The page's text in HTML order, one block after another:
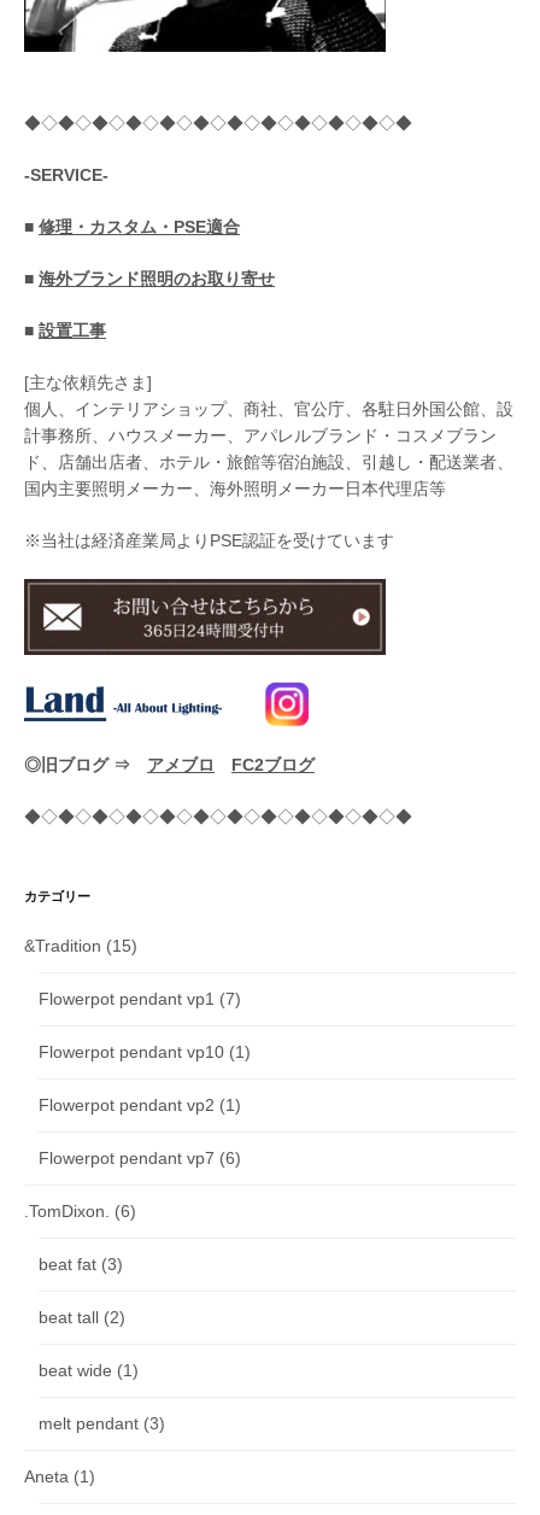
◆◇◆◇◆◇◆◇◆◇◆◇◆◇◆◇◆◇◆◇◆◇◆
-SERVICE-
■ 修理・カスタム・PSE適合
■ 海外ブランド照明のお取り寄せ
■ 設置工事
[主な依頼先さま]
個人、インテリアショップ、商社、官公庁、各駐日外国公館、設
計事務所、ハウスメーカー、アパレルブランド・コスメブラン
ド、店舗出店者、ホテル・旅館等宿泊施設、引越し・配送業者、
国内主要照明メーカー、海外照明メーカー日本代理店等
※当社は経済産業局よりPSE認証を受けています
◎旧ブログ ⇒ アメブロ FC2ブログ
◆◇◆◇◆◇◆◇◆◇◆◇◆◇◆◇◆◇◆◇◆◇◆
カテゴリー
&Tradition (15)
Flowerpot pendant vp1 (7)
Flowerpot pendant vp10 (1)
Flowerpot pendant vp2 (1)
Flowerpot pendant vp7 (6)
.TomDixon. (6)
beat fat (3)
beat tall (2)
beat wide (1)
melt pendant (3)
Aneta (1)